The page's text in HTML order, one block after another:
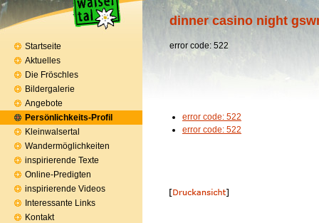
dinner casino night
error code: 522
error code: 522
error code: 522
Startseite
Aktuelles
Die Fröschles
Bildergalerie
Angebote
Persönlichkeits-Profil
Kleinwalsertal
Wandermöglichkeiten
inspirierende Texte
Online-Predigten
inspirierende Videos
Interessante Links
Kontakt